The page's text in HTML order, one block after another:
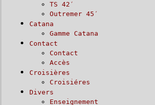
TS 42′
Outremer 45′
Catana
Gamme Catana
Contact
Contact
Accès
Croisières
Croisiéres
Divers
Enseignement